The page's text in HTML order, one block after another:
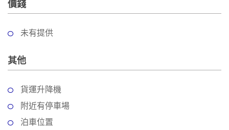
價錢
未有提供
其他
貨運升降機
附近有停車場
泊車位置